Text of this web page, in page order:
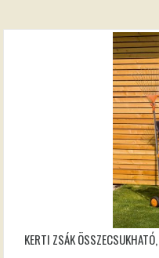
KERTI ZSÁK